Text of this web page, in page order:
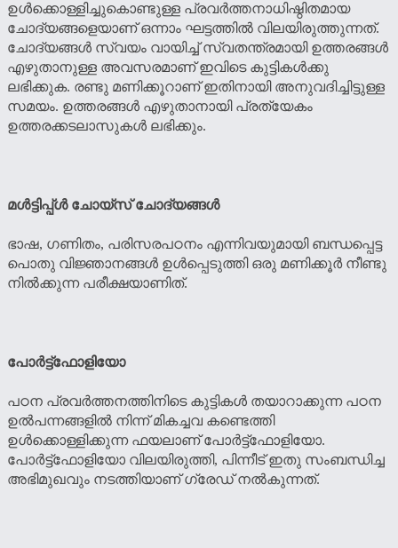
ഉള്‍ക്കൊള്ളിച്ചുകൊണ്ടുള്ള പ്രവര്‍ത്തനാധിഷ്ഠിതമായ
ചോദ്യങ്ങളെയാണ് ഒന്നാം ഘട്ടത്തില്‍ വിലയിരുത്തുന്നത്.
ചോദ്യങ്ങള്‍ സ്വയം വായിച്ച് സ്വതന്ത്രമായി ഉത്തരങ്ങള്‍
എഴുതാനുള്ള അവസരമാണ് ഇവിടെ കുട്ടികള്‍ക്കു
ലഭിക്കുക. രണ്ടു മണിക്കൂറാണ് ഇതിനായി അനുവദിച്ചിട്ടുള്ള
സമയം. ഉത്തരങ്ങള്‍ എഴുതാനായി പ്രത്യേകം
ഉത്തരക്കടലാസുകള്‍ ലഭിക്കും.
മള്‍ട്ടിപ്പ്ള്‍ ചോയ്സ് ചോദ്യങ്ങള്‍
ഭാഷ, ഗണിതം, പരിസരപഠനം എന്നിവയുമായി ബന്ധപ്പെട്ട
പൊതു വിജ്ഞാനങ്ങള്‍ ഉള്‍പ്പെടുത്തി ഒരു മണിക്കൂര്‍ നീണ്ടു
നില്‍ക്കുന്ന പരീക്ഷയാണിത്.
പോര്‍ട്ട്ഫോളിയോ
പഠന പ്രവര്‍ത്തനത്തിനിടെ കുട്ടികള്‍ തയാറാക്കുന്ന പഠന
ഉല്‍പന്നങ്ങളില്‍ നിന്ന് മികച്ചവ കണ്ടെത്തി
ഉള്‍ക്കൊള്ളിക്കുന്ന ഫയലാണ് പോര്‍ട്ട്ഫോളിയോ.
പോര്‍ട്ട്ഫോളിയോ വിലയിരുത്തി, പിന്നീട് ഇതു സംബന്ധിച്ച
അഭിമുഖവും നടത്തിയാണ് ഗ്രേഡ് നല്‍കുന്നത്.